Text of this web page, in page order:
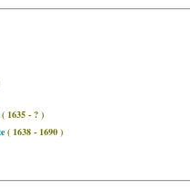
( 1635 - ? )
( 1638 - 1690 )